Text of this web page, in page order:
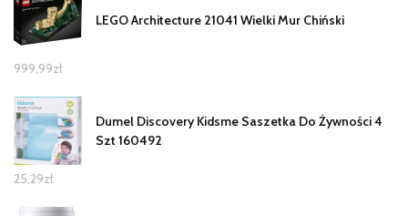
LEGO Architecture 21041 Wielki Mur Chiński
999,99zł
Dumel Discovery Kidsme Saszetka Do Żywności 4
Szt 160492
25,29zł